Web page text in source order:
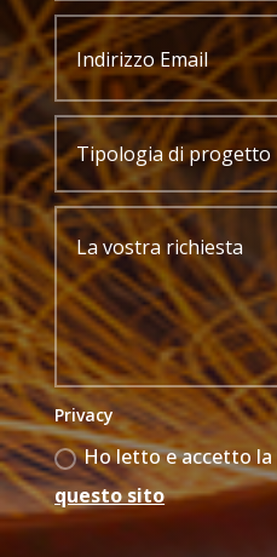
Privacy
Ho letto e accetto la
questo sito